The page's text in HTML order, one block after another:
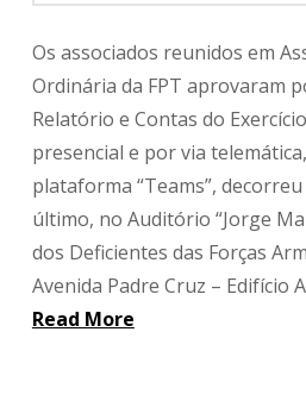
Os associados reunidos em
Ordinária da FPT aprovaram
Relatório e Contas do
presencial e por via
plataforma “Teams”,
último, no Auditório “Jorge
dos Deficientes das Forças
Avenida Padre Cruz – Edifício
Read More